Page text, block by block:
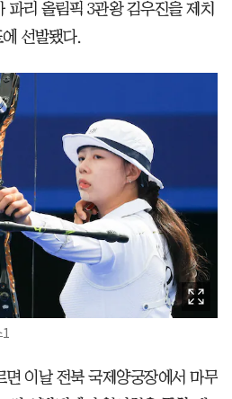
파리 올림픽 3관왕 김우진을 제치
선발됐다.
1
면 이날 전북 국제양궁장에서 마무